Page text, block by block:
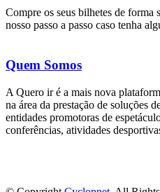
Compre os seus bilhetes de forma
nosso passo a passo caso tenha
Quem Somos
A Quero ir é a mais nova
na área da prestação de soluções
entidades promotoras de
conferências, atividades